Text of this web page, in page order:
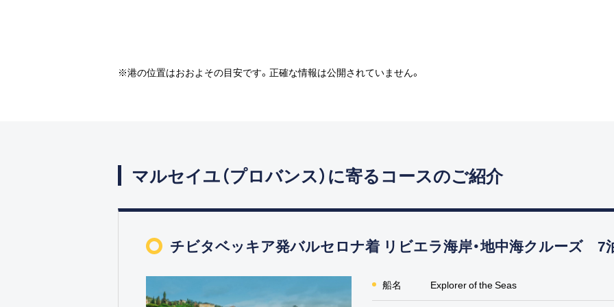
※港の位置はおおよその目安です。正確な情報は公開されていません。
マルセイユ（プロバンス）に寄るコースのご紹介
チビタベッキア発バルセロナ着 リビエラ海岸・地中海クルーズ 7
船名 Explorer of the Seas